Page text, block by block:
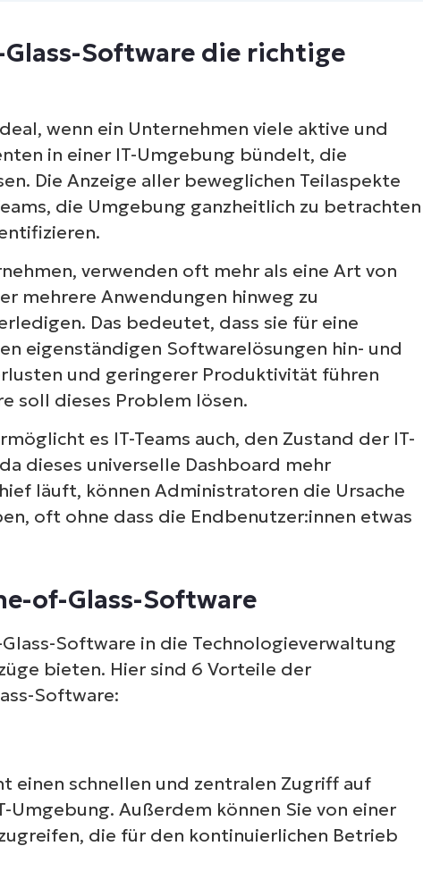
Software die richtige
wenn ein Unternehmen viele aktive und
in einer IT-Umgebung bündelt, die
Die Anzeige aller beweglichen Teilaspekte
die Umgebung ganzheitlich zu betrachten
verwenden oft mehr als eine Art von
mehrere Anwendungen hinweg zu
Das bedeutet, dass sie für eine
eigenständigen Softwarelösungen hin- und
und geringerer Produktivität führen
soll dieses Problem lösen.
es IT-Teams auch, den Zustand der IT-
dieses universelle Dashboard mehr
läuft, können Administratoren die Ursache
oft ohne dass die Endbenutzer:innen etwas
of-Glass-Software
Software in die Technologieverwaltung
bieten. Hier sind 6 Vorteile der
Software:
einen schnellen und zentralen Zugriff auf
Außerdem können Sie von einer
die für den kontinuierlichen Betrieb
Sehen Sie NinjaOne in
Sehen Sie sich unsere On-Demand-Demos an und
Management, Patching, MDM, Ticketing und mehr
vereinfacht